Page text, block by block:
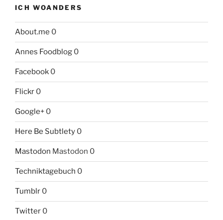
ICH WOANDERS
About.me 0
Annes Foodblog 0
Facebook 0
Flickr 0
Google+ 0
Here Be Subtlety 0
Mastodon Mastodon 0
Techniktagebuch 0
Tumblr 0
Twitter 0